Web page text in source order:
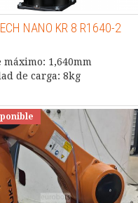
NANO KR 8 R1640-2
máximo: 1,640mm
de carga: 8kg